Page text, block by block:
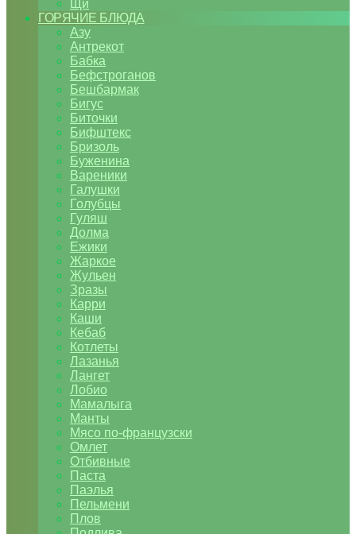
Щи
ГОРЯЧИЕ БЛЮДА
Азу
Антрекот
Бабка
Бефстроганов
Бешбармак
Бигус
Биточки
Бифштекс
Бризоль
Буженина
Вареники
Галушки
Голубцы
Гуляш
Долма
Ежики
Жаркое
Жульен
Зразы
Карри
Каши
Кебаб
Котлеты
Лазанья
Лангет
Лобио
Мамалыга
Манты
Мясо по-французски
Омлет
Отбивные
Паста
Паэлья
Пельмени
Плов